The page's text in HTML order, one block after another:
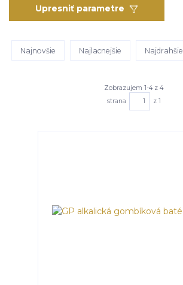
Upresniť parametre
Najnovšie Najlacnejšie Najdrahšie
Zobrazujem 1-4 z 4
strana
z 1